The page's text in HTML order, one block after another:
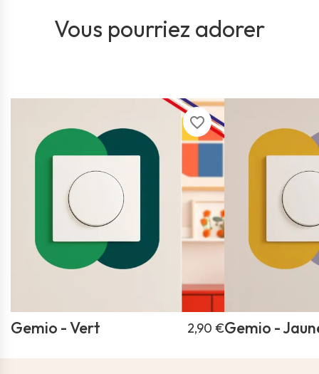
Vous pourriez adorer
favorite_border
Gemio - Vert 2,90 €Gemio -